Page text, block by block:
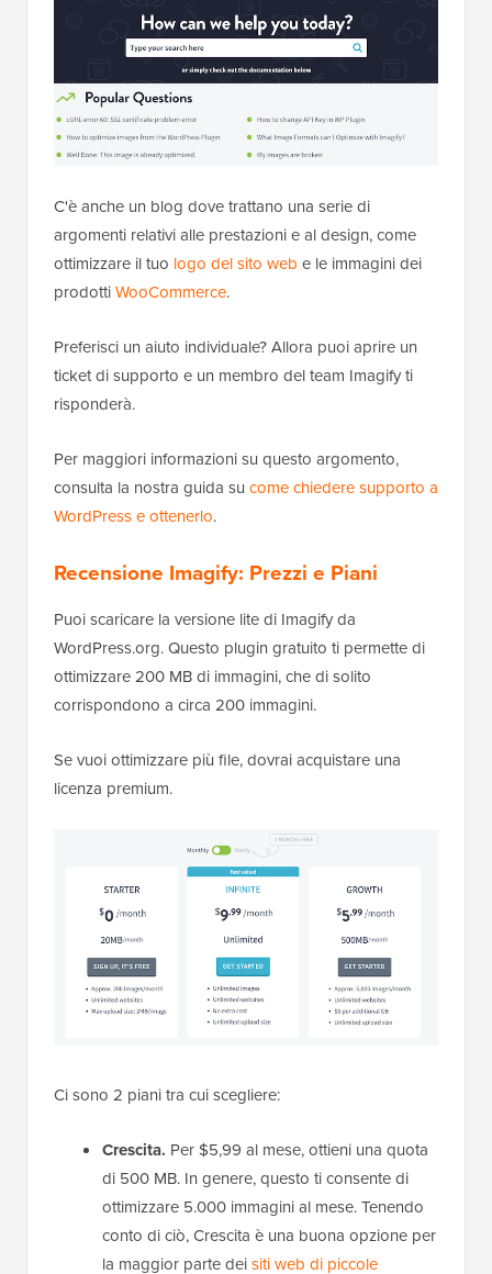
C'è anche un blog dove trattano una serie di
argomenti relativi alle prestazioni e al design, come
ottimizzare il tuo logo del sito web e le immagini dei
prodottiWooCommerce.
Preferisci un aiuto individuale? Allora puoi aprire un
ticket di supporto e un membro del team Imagify ti
risponderà.
Per maggiori informazioni su questo argomento,
consulta la nostra guida su come chiedere supporto a
WordPress e ottenerlo.
Recensione Imagify: Prezzi e Piani
Puoi scaricare la versione lite di Imagify da
WordPress.org. Questo plugin gratuito ti permette di
ottimizzare 200 MB di immagini, che di solito
corrispondono a circa 200 immagini.
Se vuoi ottimizzare più file, dovrai acquistare una
licenza premium.
Ci sono 2 piani tra cui scegliere:
Crescita. Per $5,99 al mese, ottieni una quota
di 500 MB. In genere, questo ti consente di
ottimizzare 5.000 immagini al mese. Tenendo
conto di ciò, Crescita è una buona opzione per
la maggior parte deisiti web di piccole